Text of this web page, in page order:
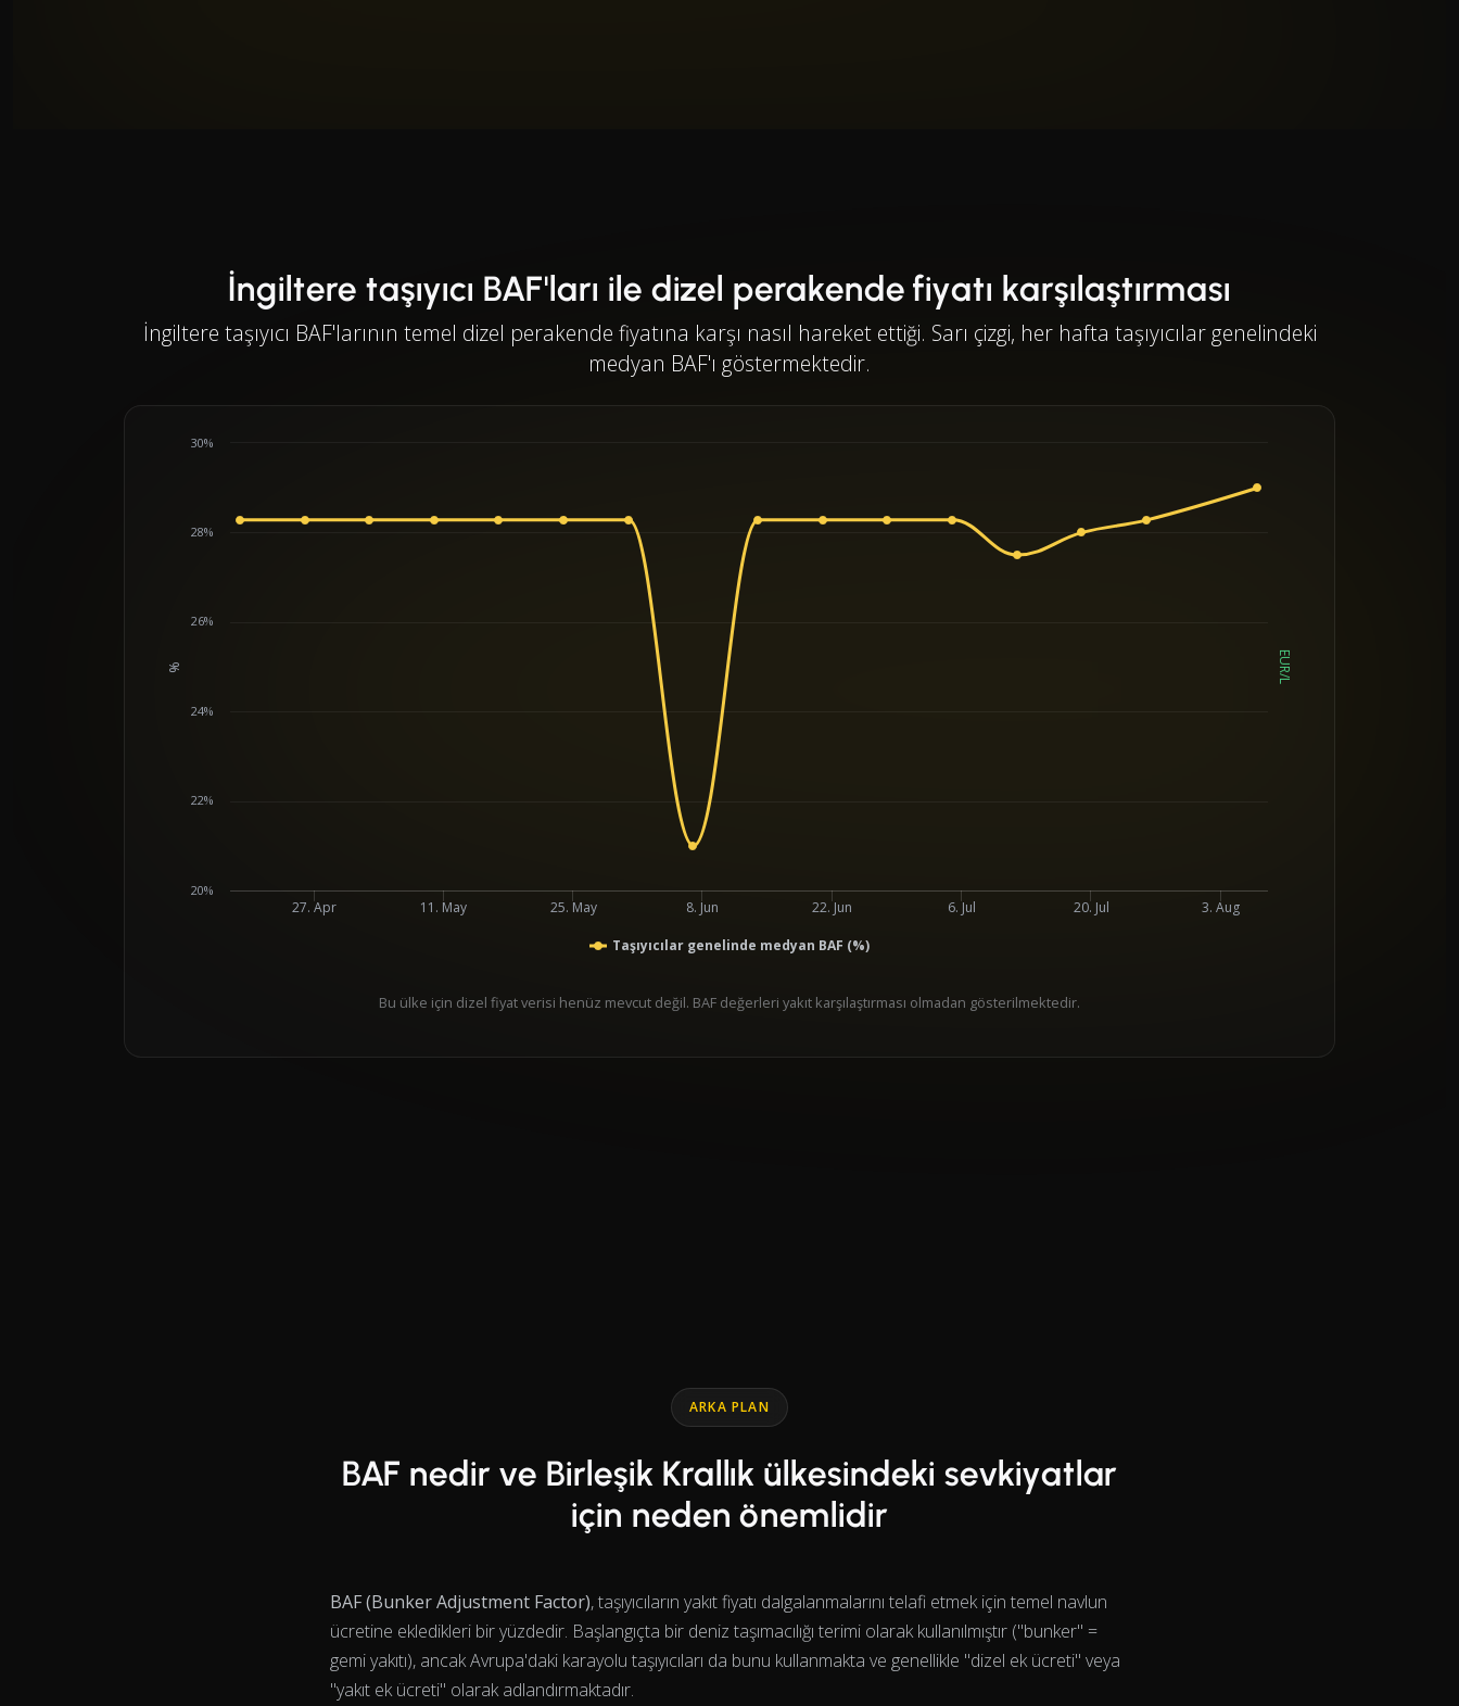
İngiltere taşıyıcı BAF'ları ile dizel perakende fiyatı karşılaştırması
İngiltere taşıyıcı BAF'larının temel dizel perakende fiyatına karşı nasıl hareket ettiği. Sarı çizgi, her hafta taşıyıcılar genelindeki
medyan BAF'ı göstermektedir.
% EUR/L
Taşıyıcılar genelinde medyan BAF (%)
27. Apr 11. May 25. May 8. Jun 22. Jun 6. Jul 20. Jul 3. Aug
20%
22%
24%
26%
28%
30%
Bu ülke için dizel fiyat verisi henüz mevcut değil. BAF değerleri yakıt karşılaştırması olmadan gösterilmektedir.
ARKA PLAN
BAF nedir ve Birleşik Krallık ülkesindeki sevkiyatlar
için neden önemlidir
BAF (Bunker Adjustment Factor), taşıyıcıların yakıt fiyatı dalgalanmalarını telafi etmek için temel navlun
ücretine ekledikleri bir yüzdedir. Başlangıçta bir deniz taşımacılığı terimi olarak kullanılmıştır ("bunker" =
gemi yakıtı), ancak Avrupa'daki karayolu taşıyıcıları da bunu kullanmakta ve genellikle "dizel ek ücreti" veya
"yakıt ek ücreti" olarak adlandırmaktadır.